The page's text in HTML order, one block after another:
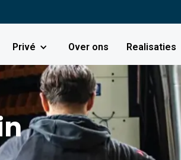
Privé Over ons Realisaties